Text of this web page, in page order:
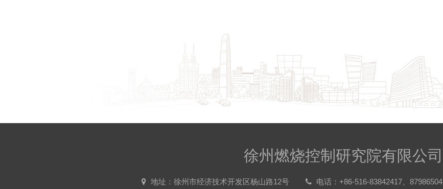
徐州燃烧控制研究院有限公司
地址：徐州市经济技术开发区杨山路12号 电话：+86-516-83842417、87986504